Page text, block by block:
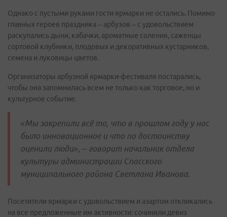
Однако с пустыми руками гости ярмарки не остались. Помимо
главных героев праздника – арбузов – с удовольствием
раскупались дыни, кабачки, ароматные соления, саженцы
сортовой клубники, плодовых и декоративных кустарников,
семена и луковицы цветов.
Организаторы арбузной ярмарки-фестиваля постарались,
чтобы она запомнилась всем не только как торговое, но и
культурное событие.
«Мы закрепили всё то, что в прошлом году у нас
было инновационное и что по достоинству
оценили люди», – говорит начальник отдела
культуры администрации Спасского
муниципального района Светлана Иванова.
Посетители ярмарки с удовольствием и азартом откликались
на все предложенные им активности: сочиняли девиз